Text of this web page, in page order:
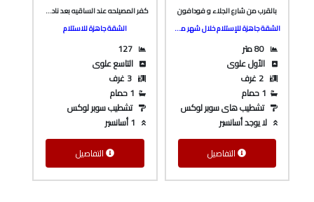
بالقرب من شارع الجلاء و فودافون
الشقة جاهزة للإستلام خلال شهر من كتابة العقد
الأول علوى
2 غرف
1 حمام
تشطيب هاى سوبر لوكس
لا يوجد أسانسير
التفاصيل
كفر المصيلحه عند الساقيه بعد نادي حسني مبارك و المدرسه الصينيه
الشقة جاهزة للاستلام
127
التاسع علوى
3 غرف
1 حمام
تشطيب سوبر لوكس
التفاصيل